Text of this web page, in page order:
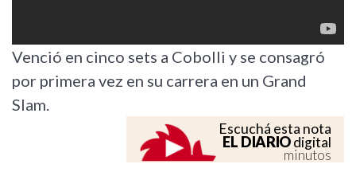
Venció en cinco sets a Cobolli y se consagró
por primera vez en su carrera en un Grand
Slam.
Escuchá esta nota
EL DIARIOdigital
minutos